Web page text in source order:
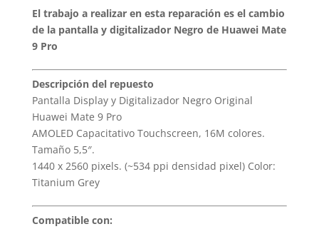
El trabajo a realizar en esta reparación es el cambio
de la pantalla y digitalizador Negro de Huawei Mate
9 Pro
Descripción del repuesto
Pantalla Display y Digitalizador Negro Original
Huawei Mate 9 Pro
AMOLED Capacitativo Touchscreen, 16M colores.
Tamaño 5,5″.
1440 x 2560 pixels. (~534 ppi densidad pixel) Color:
Titanium Grey
Compatible con: